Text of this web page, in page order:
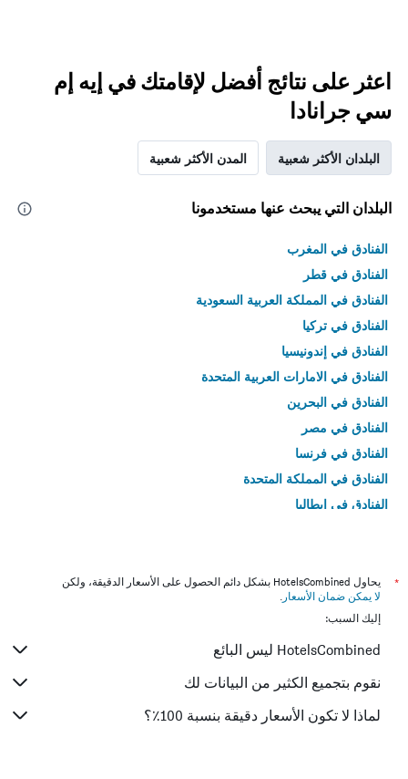
اعثر على نتائج أفضل لإقامتك في إيه إم
سي جرانادا
البلدان الأكثر شعبية المدن الأكثر شعبية
البلدان التي يبحث عنها مستخدمونا
الفنادق في المغرب
الفنادق في قطر
الفنادق في المملكة العربية السعودية
الفنادق في تركيا
الفنادق في إندونيسيا
الفنادق في الامارات العربية المتحدة
الفنادق في البحرين
الفنادق في مصر
الفنادق في فرنسا
الفنادق في المملكة المتحدة
الفنادق في إيطاليا
*
يحاول HotelsCombined بشكل دائم الحصول على الأسعار الدقيقة، ولكن
لا يمكن ضمان الأسعار .
إليك السبب:
HotelsCombined ليس البائع
نقوم بتجميع الكثير من البيانات لك
لماذا لا تكون الأسعار دقيقة بنسبة 100٪؟